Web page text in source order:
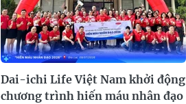
Dai-ichi Life Việt Nam khởi động
chương trình hiến máu nhân đạo